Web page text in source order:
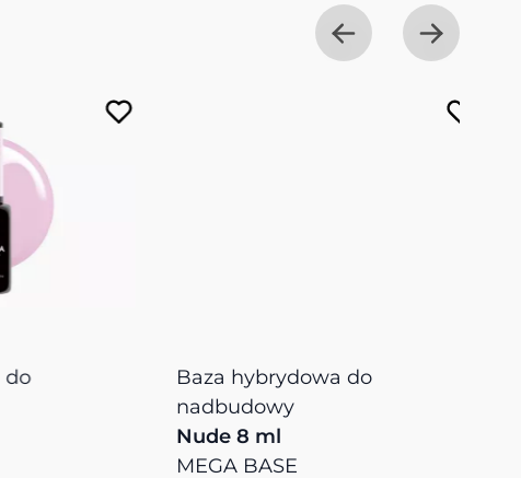
Baza hybrydowa do
nadbudowy
Nude 8 ml
MEGA BASE